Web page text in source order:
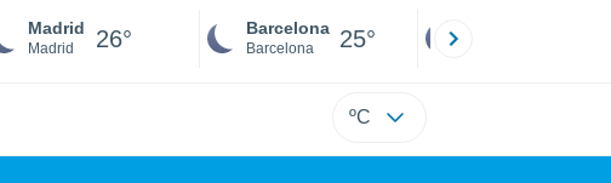
Madrid
Madrid 26° Barcelona
Barcelona 25°
ºC